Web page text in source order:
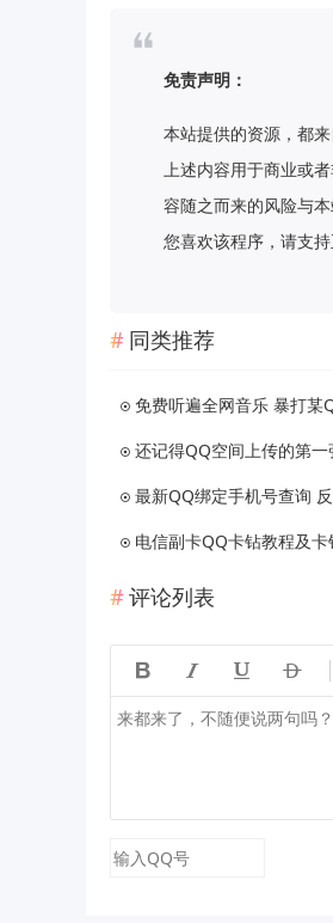
免责声明：
本站提供的资源，都
上述内容用于商业或
容随之而来的风险与
您喜欢该程序，请支
同类推荐
免费听遍全网音乐 暴打某
还记得QQ空间上传的第一
最新QQ绑定手机号查询
电信副卡QQ卡钻教程及
评论列表
   